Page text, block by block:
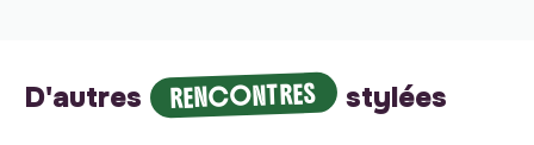
D'autres RENCONTRES stylées